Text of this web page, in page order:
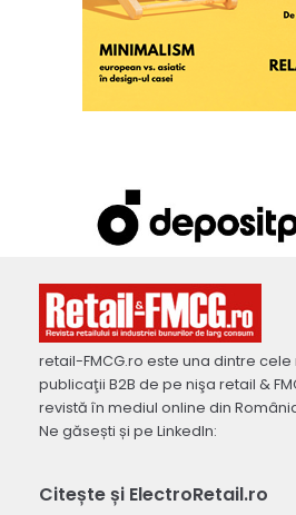
retail-FMCG.ro este una dintre
publicaţii B2B de pe nişa retail &
revistă în mediul online din
Ne găsești și pe LinkedIn:
Citește și ElectroRetail.ro